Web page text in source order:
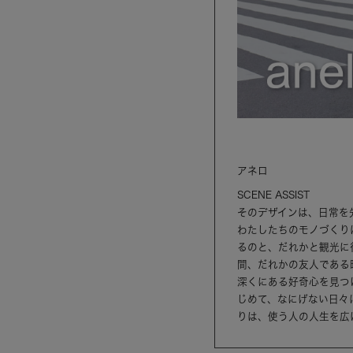
アネロ
SCENE ASSIST
そのデザインは、日常を
わたしたちのモノづく
るのと、だれかと観光
間、だれかの友人であ
深くにある好奇心を見
じめて、なにげない日
りは、使う人の人生を